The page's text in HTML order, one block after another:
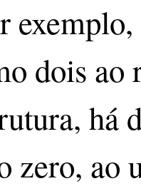
dois ao
há
zero, ao